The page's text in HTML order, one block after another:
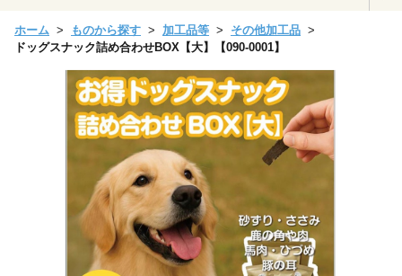
ホーム ものから探す 加工品等
その他加工品
ドッグスナック詰め合わせBOX【大】【090-0001】